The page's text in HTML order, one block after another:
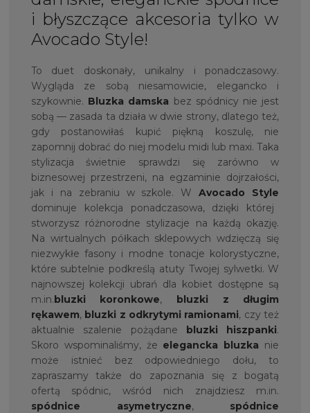
i błyszczące akcesoria tylko w
Avocado Style!
To duet doskonały, unikalny i ponadczasowy.
Wygląda ze sobą niesamowicie, elegancko i
szykownie. Bluzka damska bez spódnicy nie jest
sobą — zasada ta działa w dwie strony, dlatego też,
gdy postanowiłaś kupić piękną koszulę, nie
zapomnij dobrać do niej modelu midi lub maxi. Taka
stylizacja świetnie sprawdzi się zarówno w
biznesowej przestrzeni, na egzaminie dojrzałości,
jak i na zebraniu w szkole. WAvocado Style
dominuje kolekcja ponadczasowa, dzięki której
stworzysz różnorodne stylizacje na każdą okazję.
Na wirtualnych półkach sklepowych wdzięczą się
niezwykłe fasony i modne tonacje kolorystyczne,
które subtelnie podkreślą atuty Twojej sylwetki. W
najnowszej kolekcji ubrań dla kobiet dostępne są
m.in.bluzki koronkowe, bluzki z długim
rękawem, bluzki z odkrytymi ramionami, czy też
aktualnie szalenie pożądane bluzki hiszpanki.
Skoro wspominaliśmy, że elegancka bluzka nie
może istnieć bez odpowiedniego dołu, to
zapraszamy także do zapoznania się z bogatą
ofertą spódnic, wśród nich znajdziesz m.in.
spódnice asymetryczne, spódnice